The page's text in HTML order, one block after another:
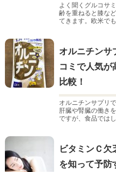
よく聞くグルコサ
齢を重ねると膝な
てきます。欧米で
オルニチンサ
コミで人気が
比較！
オルニチンサプリ
肝臓や腎臓の働き
ですが、食品では
ビタミンＣ欠
を知って予防